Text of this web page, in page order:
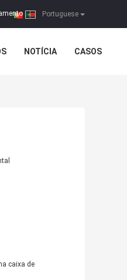
Portuguese
|
NOTÍCIA CASOS
caixa de